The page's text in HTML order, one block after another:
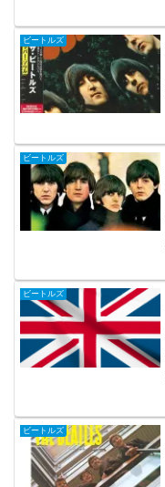
ビートルズ
ビートルズ
ビートルズ
ビートルズ